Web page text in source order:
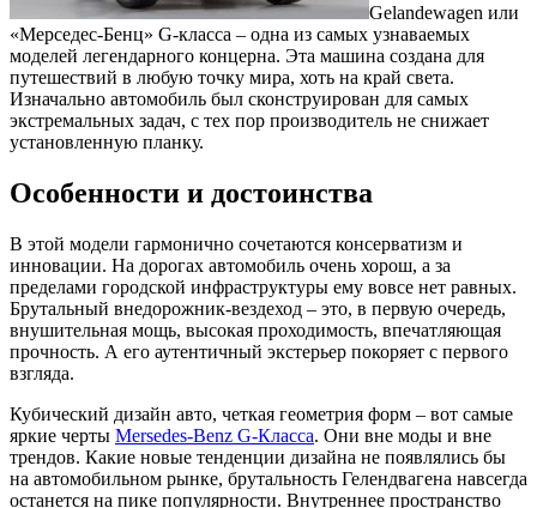
Gelandewagen или
«Мерседес-Бенц» G-класса – одна из самых узнаваемых
моделей легендарного концерна. Эта машина создана для
путешествий в любую точку мира, хоть на край света.
Изначально автомобиль был сконструирован для самых
экстремальных задач, с тех пор производитель не снижает
установленную планку.
Особенности и достоинства
В этой модели гармонично сочетаются консерватизм и
инновации. На дорогах автомобиль очень хорош, а за
пределами городской инфраструктуры ему вовсе нет равных.
Брутальный внедорожник-вездеход – это, в первую очередь,
внушительная мощь, высокая проходимость, впечатляющая
прочность. А его аутентичный экстерьер покоряет с первого
взгляда.
Кубический дизайн авто, четкая геометрия форм – вот самые
яркие черты Mersedes-Benz G-Класса. Они вне моды и вне
трендов. Какие новые тенденции дизайна не появлялись бы
на автомобильном рынке, брутальность Гелендвагена навсегда
останется на пике популярности. Внутреннее пространство